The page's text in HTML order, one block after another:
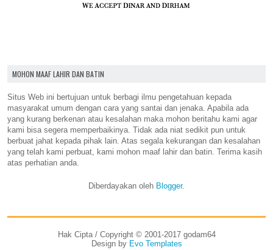
MOHON MAAF LAHIR DAN BATIN
Situs Web ini bertujuan untuk berbagi ilmu pengetahuan kepada
masyarakat umum dengan cara yang santai dan jenaka. Apabila ada
yang kurang berkenan atau kesalahan maka mohon beritahu kami agar
kami bisa segera memperbaikinya. Tidak ada niat sedikit pun untuk
berbuat jahat kepada pihak lain. Atas segala kekurangan dan kesalahan
yang telah kami perbuat, kami mohon maaf lahir dan batin. Terima kasih
atas perhatian anda.
Diberdayakan oleh Blogger.
Hak Cipta / Copyright © 2001-2017 godam64
Design by Evo Templates